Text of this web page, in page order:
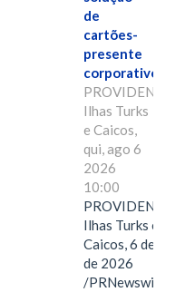
de
cartões-
presente
corporativos.
Ilhas Turks
e Caicos,
qui, ago 6
2026
10:00
Ilhas Turks e
Caicos, 6 de
de 2026
/PRNewswire/